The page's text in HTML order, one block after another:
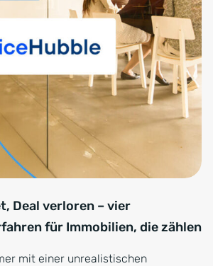
Deal verloren – vier
für Immobilien, die zählen
mit einer unrealistischen